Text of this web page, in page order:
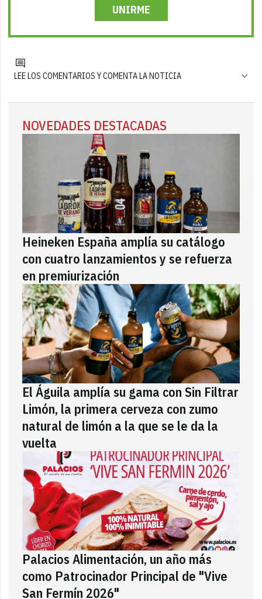
UNIRME
LEE LOS COMENTARIOS Y COMENTA LA NOTICIA
NOVEDADES DESTACADAS
Heineken España amplía su catálogo
con cuatro lanzamientos y se refuerza
en premiurización
El Águila amplía su gama con Sin Filtrar
Limón, la primera cerveza con zumo
natural de limón a la que se le da la
vuelta
Palacios Alimentación, un año más
como Patrocinador Principal de "Vive
San Fermín 2026"